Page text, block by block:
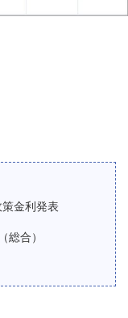
金利発表
総合）